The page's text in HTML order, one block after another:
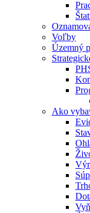
Voľby
Územný
Ako